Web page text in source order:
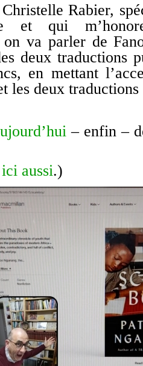
Rabier,
et qui
on va parler de
deux traductions
en mettant
les deux traductions
– enfin –
ici aussi.)